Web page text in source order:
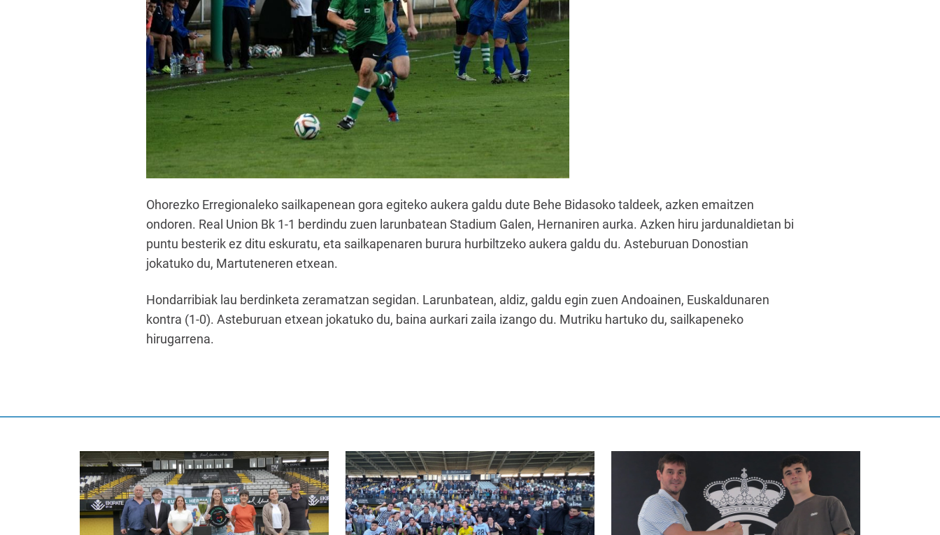
Ohorezko Erregionaleko sailkapenean gora egiteko aukera galdu dute Behe Bidasoko taldeek, azken emaitzen
ondoren. Real Union Bk 1-1 berdindu zuen larunbatean Stadium Galen, Hernaniren aurka. Azken hiru jardunaldietan bi
puntu besterik ez ditu eskuratu, eta sailkapenaren burura hurbiltzeko aukera galdu du. Asteburuan Donostian
jokatuko du, Martuteneren etxean.
Hondarribiak lau berdinketa zeramatzan segidan. Larunbatean, aldiz, galdu egin zuen Andoainen, Euskaldunaren
kontra (1-0). Asteburuan etxean jokatuko du, baina aurkari zaila izango du. Mutriku hartuko du, sailkapeneko
hirugarrena.